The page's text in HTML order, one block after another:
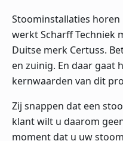
Stoominstallaties horen
werkt Scharff Techniek
Duitse merk Certuss.
en zuinig. En daar gaat
kernwaarden van dit
Zij snappen dat een
klant wilt u daarom
moment dat u uw